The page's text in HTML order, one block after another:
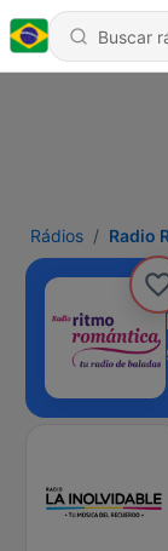
Rádios Radio